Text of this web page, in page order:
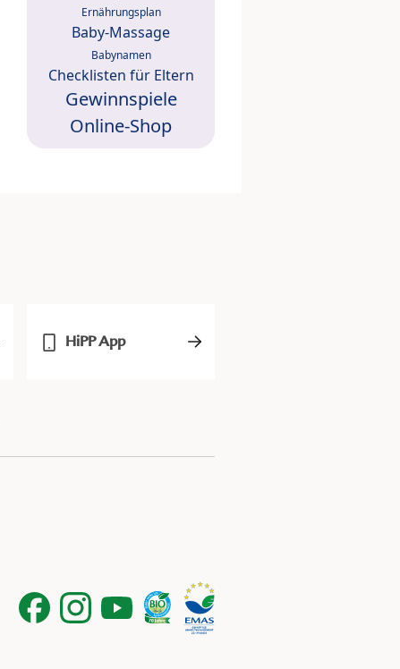
Ernährungsplan
Baby-Massage
Babynamen
Checklisten für Eltern
Gewinnspiele
Online-Shop
HiPP App